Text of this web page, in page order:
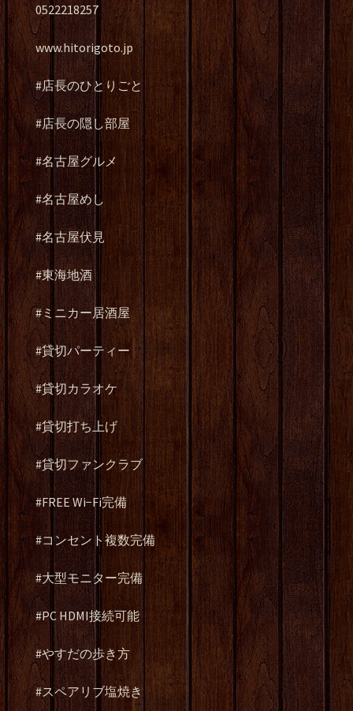
0522218257
www.hitorigoto.jp
#店長のひとりごと
#店長の隠し部屋
#名古屋グルメ
#名古屋めし
#名古屋伏見
#東海地酒
#ミニカー居酒屋
#貸切パーティー
#貸切カラオケ
#貸切打ち上げ
#貸切ファンクラブ
#FREE Wi−Fi完備
#コンセント複数完備
#大型モニター完備
#PC HDMI接続可能
#やすだの歩き方
#スペアリブ塩焼き